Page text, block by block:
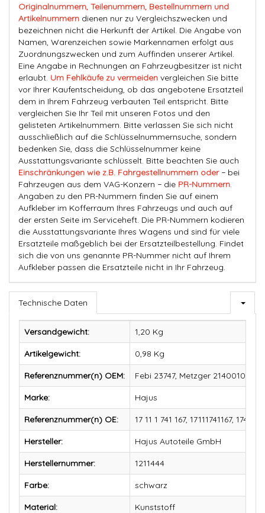
Originalnummern, Teilenummern, Bestellnummern und
Artikelnummern dienen nur zu Vergleichszwecken und
bezeichnen nicht die Herkunft der Artikel. Die Angabe von
Namen, Warenzeichen sowie Markennamen erfolgt aus
Zuordnungszwecken und zum Auffinden unserer Artikel.
Eine Angabe in Rechnungen an Fahrzeugbesitzer ist nicht
erlaubt. Um Fehlkäufe zu vermeiden vergleichen Sie bitte
vor Ihrer Kaufentscheidung, ob das angebotene Ersatzteil
dem in Ihrem Fahrzeug verbauten Teil entspricht. Bitte
vergleichen Sie Ihr Teil mit unseren Fotos und den
gelisteten Artikelnummern. Bitte verlassen Sie sich nicht
ausschließlich auf die Schlüsselnummernsuche, sondern
bedenken Sie, dass die Schlüsselnummer keine
Ausstattungsvariante schlüsselt. Bitte beachten Sie auch
Einschränkungen wie z.B. Fahrgestellnummern oder− bei
Fahrzeugen aus dem VAG-Konzern − die PR-Nummern
Angaben zu den PR-Nummern finden Sie auf einem
Aufkleber im Kofferraum Ihres Fahrzeugs und auch auf
der ersten Seite im Serviceheft. Die PR-Nummern kodieren
die Ausstattungsvariante Ihres Wagens und sind für viele
Ersatzteile maßgeblich bei der Ersatzteilbestellung. Findet
sich die von uns genannte PR-Nummer nicht auf Ihrem
Aufkleber passen die Ersatzteile nicht in Ihr Fahrzeug.
Technische Daten
Versandgewicht: 1,20 Kg
Artikelgewicht: 0,98 Kg
Referenznummer(n) OEM: Febi 23747, Metzger 2140010,
Marke: Hajus
Referenznummer(n) OE: 17 11 1 741 167, 17111741167,
Hersteller: Hajus Autoteile GmbH
Herstellernummer: 1211444
Farbe: schwarz
Material: Kunststoff